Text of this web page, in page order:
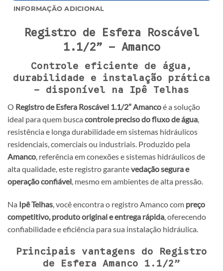
INFORMAÇÃO ADICIONAL
Registro de Esfera Roscável
1.1/2” – Amanco
Controle eficiente de água,
durabilidade e instalação prática
– disponível na Ipê Telhas
O Registro de Esfera Roscável 1.1/2” Amancoé a solução
ideal para quem busca controle preciso do fluxo de água,
resistência e longa durabilidade em sistemas hidráulicos
residenciais, comerciais ou industriais. Produzido pela
Amanco, referência em conexões e sistemas hidráulicos de
alta qualidade, este registro garantevedação segura e
operação confiável, mesmo em ambientes de alta pressão.
Na Ipê Telhas , você encontra o registro Amanco com preço
competitivo, produto original e entrega rápida , oferecendo
confiabilidade e eficiência para sua instalação hidráulica.
Principais vantagens do Registro
de Esfera Amanco 1.1/2”